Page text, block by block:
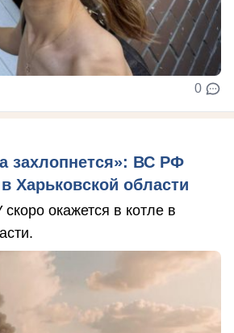
0
захлопнется»: ВС РФ
Харьковской области
окажется в котле в